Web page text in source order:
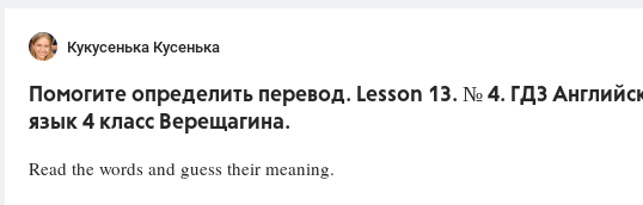
Кукусенька Кусенька
Помогите определить перевод. Lesson 13. № 4. ГДЗ
язык 4 класс Верещагина.
Read the words and guess their meaning.